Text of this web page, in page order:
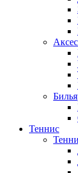
Теннис